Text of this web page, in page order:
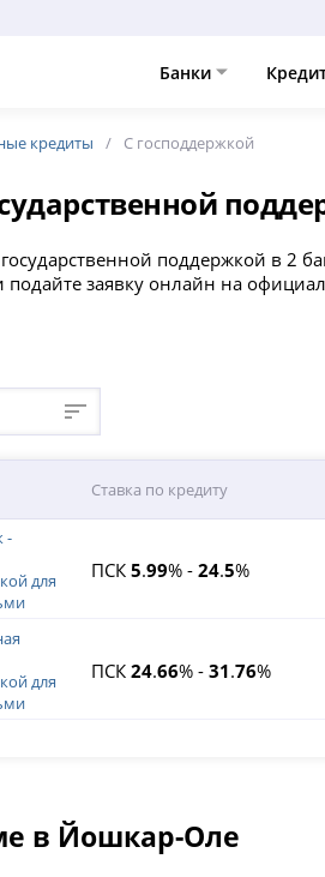
Банки
кредиты С господдержкой
поддержкой в 2
подайте заявку онлайн на
Ставка по кредиту
-
для
ПСК 5.99% - 24.5%
для
ПСК 24.66% - 31.76%
в Йошкар-Оле